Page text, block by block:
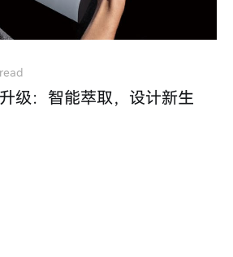
级：智能萃取，设计新生